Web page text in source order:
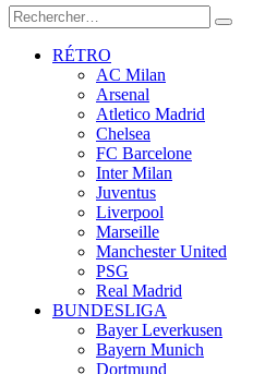
RÉTRO
AC Milan
Arsenal
Atletico Madrid
Chelsea
FC Barcelone
Inter Milan
Juventus
Liverpool
Marseille
Manchester United
PSG
Real Madrid
BUNDESLIGA
Bayer Leverkusen
Bayern Munich
Dortmund